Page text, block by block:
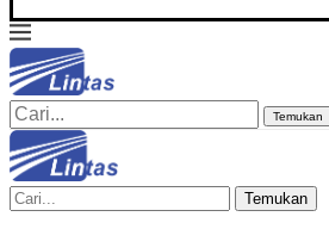
Temukan
Temukan